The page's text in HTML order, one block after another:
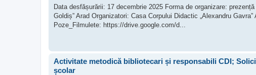
Data desfășurării: 17 decembrie 2025 Forma de organizare:
Goldiș” Arad Organizatori: Casa Corpului Didactic „Alexandru
Poze_Filmulete: https://drive.google.com/d...
Activitate metodică bibliotecari și responsabili CDI;
școlar